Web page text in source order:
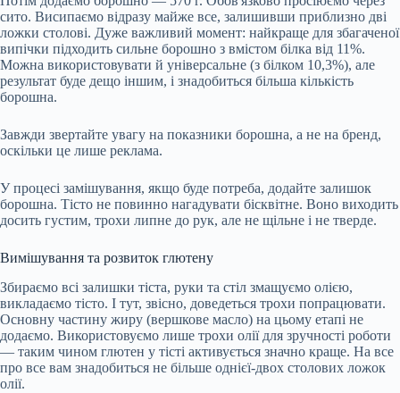
сито. Висипаємо відразу майже все, залишивши приблизно дві
ложки столові. Дуже важливий момент: найкраще для збагаченої
випічки підходить сильне борошно з вмістом білка від 11%.
Можна використовувати й універсальне (з білком 10,3%), але
результат буде дещо іншим, і знадобиться більша кількість
борошна.
Завжди звертайте увагу на показники борошна, а не на бренд,
оскільки це лише реклама.
У процесі замішування, якщо буде потреба, додайте залишок
борошна. Тісто не повинно нагадувати бісквітне. Воно виходить
досить густим, трохи липне до рук, але не щільне і не тверде.
Вимішування та розвиток глютену
Збираємо всі залишки тіста, руки та стіл змащуємо олією,
викладаємо тісто. І тут, звісно, доведеться трохи попрацювати.
Основну частину жиру (вершкове масло) на цьому етапі не
додаємо. Використовуємо лише трохи олії для зручності роботи
— таким чином глютен у тісті активується значно краще. На все
про все вам знадобиться не більше однієї-двох столових ложок
олії.